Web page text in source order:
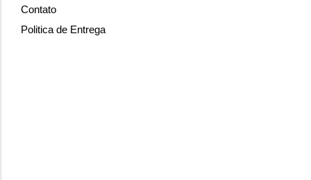
Contato
Politica de Entrega